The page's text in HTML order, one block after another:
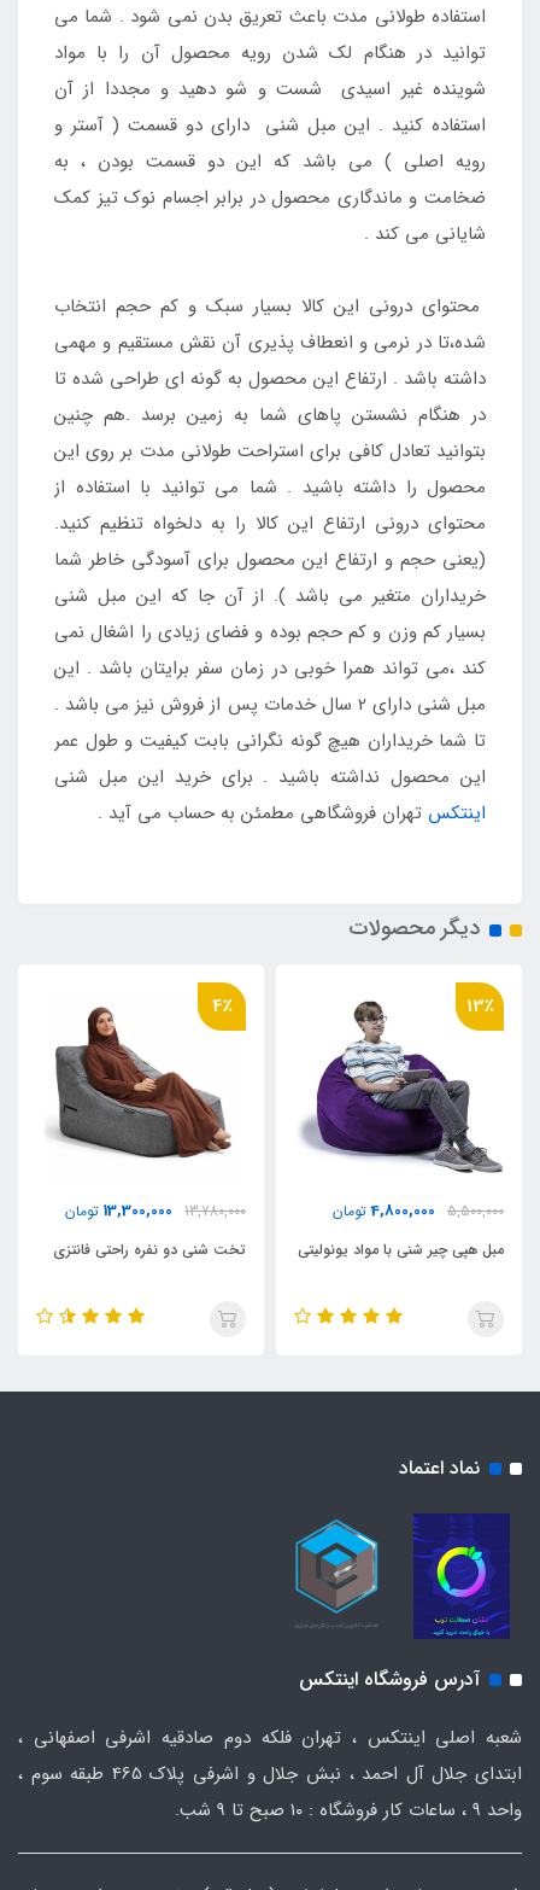
استفاده طولانی مدت باعث تعریق بدن نمی شود . شما می
توانید در هنگام لک شدن رویه محصول آن را با مواد
شوینده غیر اسیدی شست و شو دهید و مجددا از آن
استفاده کنید . این مبل شنی دارای دو قسمت ( آستر و
رویه اصلی ) می باشد که این دو قسمت بودن ، به
ضخامت و ماندگاری محصول در برابر اجسام نوک تیز کمک
شایانی می کند .
محتوای درونی این کالا بسیار سبک و کم حجم انتخاب
شده،تا در نرمی و انعطاف پذیری آن نقش مستقیم و مهمی
داشته باشد . ارتفاع این محصول به گونه ای طراحی شده تا
در هنگام نشستن پاهای شما به زمین برسد .هم چنین
بتوانید تعادل کافی برای استراحت طولانی مدت بر روی این
محصول را داشته باشید . شما می توانید با استفاده از
محتوای درونی ارتفاع این کالا را به دلخواه تنظیم کنید.
(یعنی حجم و ارتفاع این محصول برای آسودگی خاطر شما
خریداران متغیر می باشد ). از آن جا که این مبل شنی
بسیار کم وزن و کم حجم بوده و فضای زیادی را اشغال نمی
کند ،می تواند همرا خوبی در زمان سفر برایتان باشد . این
مبل شنی دارای 2 سال خدمات پس از فروش نیز می باشد .
تا شما خریداران هیچ گونه نگرانی بابت کیفیت و طول عمر
این محصول نداشته باشید . برای خرید این مبل شنی
اینتکس تهران فروشگاهی مطمئن به حساب می آید .
دیگر محصولات
13٪
5,500,000
4,800,000 تومان
مبل هپی چیر شنی با مواد یونولیتی
4٪
13,780,000
13,300,000 تومان
تخت شنی دو نفره راحتی فانتزی
نماد اعتماد
آدرس فروشگاه اینتکس
شعبه اصلی اینتکس ، تهران فلکه دوم صادقیه اشرفی اصفهانی ،
ابتدای جلال آل احمد ، نبش جلال و اشرفی پلاک 465 طبقه سوم ،
واحد ۹ ، ساعات کار فروشگاه : ۱۰ صبح تا ۹ شب.